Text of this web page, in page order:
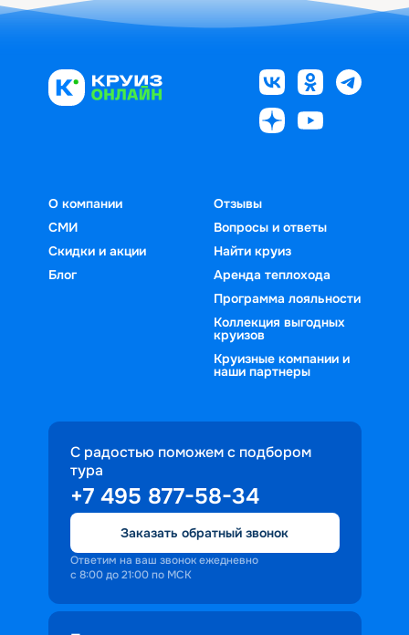
О компании
СМИ
Скидки и акции
Блог
Отзывы
Вопросы и ответы
Найти круиз
Аренда теплохода
Программа лояльности
Коллекция выгодных
круизов
Круизные компании и
наши партнеры
С радостью поможем с подбором
тура
+7 495 877-58-34
Заказать обратный звонок
Ответим на ваш звонок ежедневно
с 8:00 до 21:00 по МСК